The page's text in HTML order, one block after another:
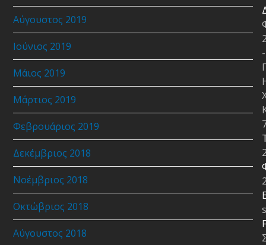
Αύγουστος 2019
Ιούνιος 2019
Μάιος 2019
Μάρτιος 2019
Φεβρουάριος 2019
Δεκέμβριος 2018
Νοέμβριος 2018
Οκτώβριος 2018
Αύγουστος 2018
-